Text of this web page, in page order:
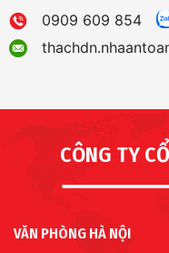
0909 609 854
CÔNG TY
VĂN PHÒNG HÀ NỘI